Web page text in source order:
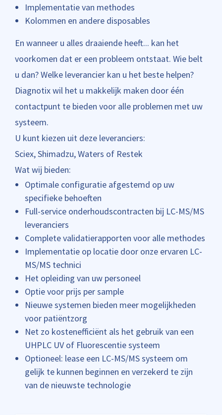
Implementatie van methodes
Kolommen en andere disposables
En wanneer u alles draaiende heeft... kan het
voorkomen dat er een probleem ontstaat. Wie belt
u dan? Welke leverancier kan u het beste helpen?
Diagnotix wil het u makkelijk maken door één
contactpunt te bieden voor alle problemen met uw
systeem.
U kunt kiezen uit deze leveranciers:
Sciex, Shimadzu, Waters of Restek
Wat wij bieden:
Optimale configuratie afgestemd op uw
specifieke behoeften
Full-service onderhoudscontracten bij LC-MS/MS
leveranciers
Complete validatierapporten voor alle methodes
Implementatie op locatie door onze ervaren LC-
MS/MS technici
Het opleiding van uw personeel
Optie voor prijs per sample
Nieuwe systemen bieden meer mogelijkheden
voor patiëntzorg
Net zo kostenefficiënt als het gebruik van een
UHPLC UV of Fluorescentie systeem
Optioneel: lease een LC-MS/MS systeem om
gelijk te kunnen beginnen en verzekerd te zijn
van de nieuwste technologie